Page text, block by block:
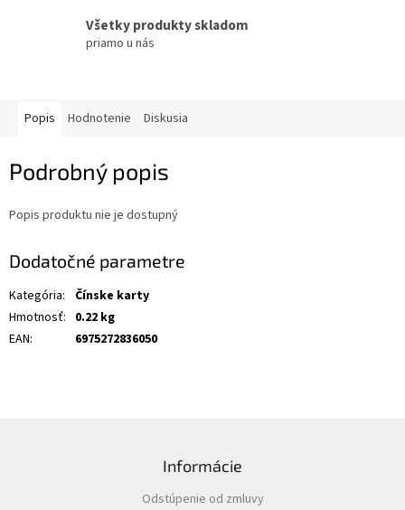
Všetky produkty skladom
priamo u nás
Popis Hodnotenie Diskusia
Podrobný popis
Popis produktu nie je dostupný
Dodatočné parametre
Kategória:
Čínske karty
Hmotnosť: 0.22 kg
EAN: 6975272836050
Informácie
Odstúpenie od zmluvy